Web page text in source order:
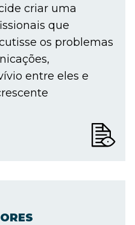
criar uma
que
os problemas
entre eles e